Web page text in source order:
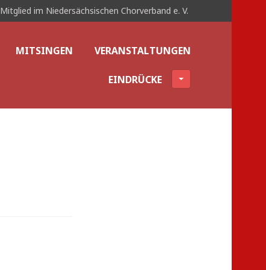
Mitglied im Niedersächsischen Chorverband e. V.
MITSINGEN VERANSTALTUNGEN
EINDRÜCKE